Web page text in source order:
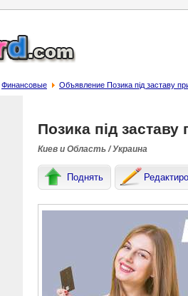
Финансовые Объявление Позика під заставу
Позика під заставу
Киев и Область / Украина
Поднять